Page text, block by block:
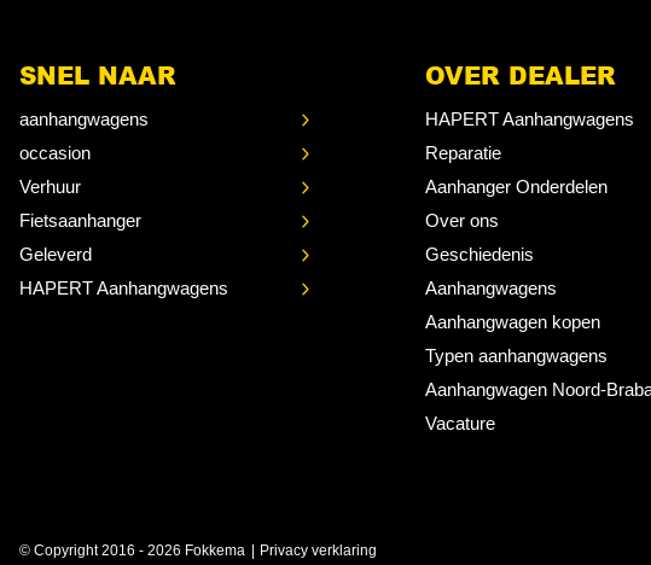
SNEL NAAR
aanhangwagens
occasion
Verhuur
Fietsaanhanger
Geleverd
HAPERT Aanhangwagens
OVER DEALER
HAPERT Aanhangwagens
Reparatie
Aanhanger Onderdelen
Over ons
Geschiedenis
Aanhangwagens
Aanhangwagen kopen
Typen aanhangwagens
Aanhangwagen Noord-
Vacature
© Copyright 2016 - 2026 Fokkema Privacy verklaring